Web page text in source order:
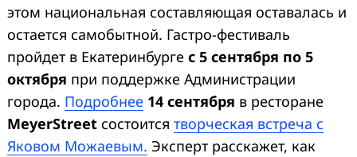
этом национальная составляющая оставалась и
остается самобытной. Гастро-фестиваль
пройдет в Екатеринбурге с 5 сентября по 5
октября при поддержке Администрации
города. Подробнее 14 сентября в ресторане
MeyerStreet состоится творческая встреча с
Яковом Можаевым. Эксперт расскажет, как